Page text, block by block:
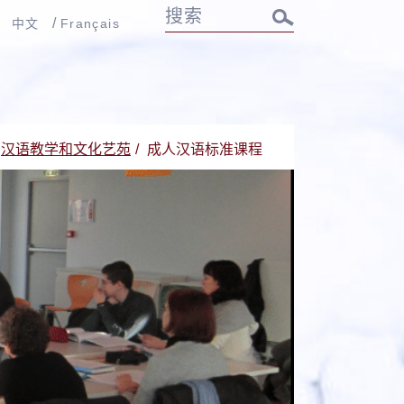
Français
中文
汉语教学和文化艺苑 成人汉语标准课程